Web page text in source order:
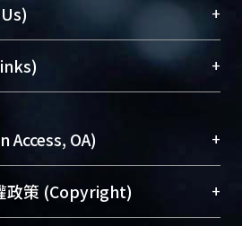
之列，為永久珍藏及向國際
果及學術能量，圖書館整合
學術庫（AH）不同功能平
藏NTU scholars。期能整合研
and promote researcher
works, Library integrates the
with “Academic
+
(Medical Library)
+
Access, OA) +
角度提升資訊取用性的社會運
是透過將研究著作公開供使
政策 (Copyright) +